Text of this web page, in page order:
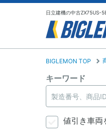
日立建機の中古ZX75US-
BIGLEMON TOP
キーワード
値引き車両